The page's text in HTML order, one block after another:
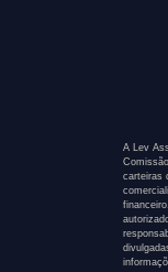
A Lev
carteiras